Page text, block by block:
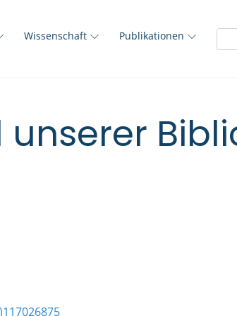
Wissenschaft Publikationen